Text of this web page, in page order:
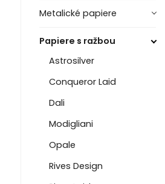
Metalické papiere
Papiere s ražbou
Astrosilver
Conqueror Laid
Dali
Modigliani
Opale
Rives Design